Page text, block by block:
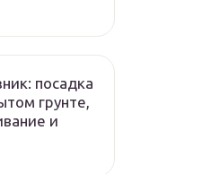
посадка
грунте,
и